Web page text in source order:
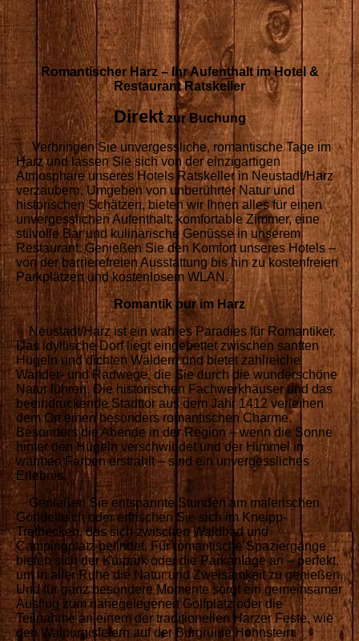
Romantischer Harz – Ihr Aufenthalt im Hotel &
Restaurant Ratskeller
Direktzur Buchung
Verbringen Sie unvergessliche, romantische Tage im
Harz und lassen Sie sich von der einzigartigen
Atmosphäre unseres Hotels Ratskeller in Neustadt/Harz
verzaubern. Umgeben von unberührter Natur und
historischen Schätzen, bieten wir Ihnen alles für einen
unvergesslichen Aufenthalt: komfortable Zimmer, eine
stilvolle Bar und kulinarische Genüsse in unserem
Restaurant. Genießen Sie den Komfort unseres Hotels –
von der barrierefreien Ausstattung bis hin zu kostenfreien
Parkplätzen und kostenlosem WLAN.
Romantik pur im Harz
Neustadt/Harz ist ein wahres Paradies für Romantiker.
Das idyllische Dorf liegt eingebettet zwischen sanften
Hügeln und dichten Wäldern und bietet zahlreiche
Wander- und Radwege, die Sie durch die wunderschöne
Natur führen. Die historischen Fachwerkhäuser und das
beeindruckende Stadttor aus dem Jahr 1412 verleihen
dem Ort einen besonders romantischen Charme.
Besonders die Abende in der Region – wenn die Sonne
hinter den Hügeln verschwindet und der Himmel in
warmen Farben erstrahlt – sind ein unvergessliches
Erlebnis.
Genießen Sie entspannte Stunden am malerischen
Gondelteich oder erfrischen Sie sich im Kneipp-
Tretbecken, das sich zwischen Waldbad und
Campingplatz befindet. Für romantische Spaziergänge
bieten sich der Kurpark oder die Parkanlage an – perfekt,
um in aller Ruhe die Natur und Zweisamkeit zu genießen.
Und für ganz besondere Momente sorgt ein gemeinsamer
Ausflug zum nahegelegenen Golfplatz oder die
Teilnahme an einem der traditionellen Harzer Feste, wie
den Walpurgisfeiern auf der Burgruine Hohnstein.